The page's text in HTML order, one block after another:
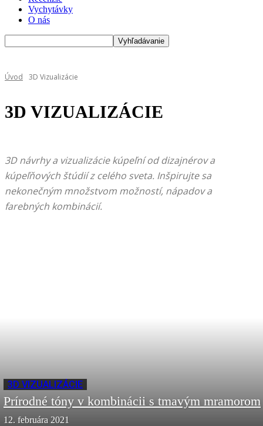
Vychytávky
O nás
Úvod 3D Vizualizácie
3D VIZUALIZÁCIE
3D návrhy a vizualizácie kúpeľní od dizajnérov a
kúpeľňových štúdií z celého sveta. Inšpirujte sa
nekonečným množstvom možností, nápadov a
farebných kombinácií.
3D VIZUALIZÁCIE
Prírodné tóny v kombinácii s tmavým mramorom
12. februára 2021